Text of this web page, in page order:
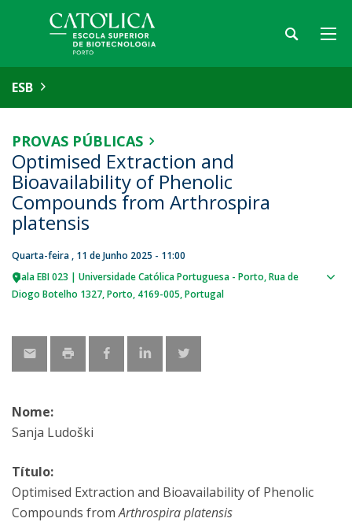
ESB
PROVAS PÚBLICAS
Optimised Extraction and
Bioavailability of Phenolic
Compounds from Arthrospira
platensis
Quarta-feira , 11 de Junho 2025 - 11:00
Sala EBI 023 | Universidade Católica Portuguesa - Porto Rua de
Diogo Botelho 1327 Porto 4169-005 Portugal
Nome:
Sanja Ludoški
Título:
Optimised Extraction and Bioavailability of Phenolic
Compounds fromArthrospira platensis